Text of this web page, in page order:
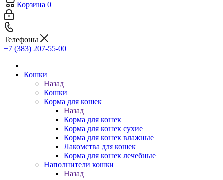
Корзина 0
Телефоны
+7 (383) 207-55-00
Кошки
Назад
Кошки
Корма для кошек
Назад
Корма для кошек
Корма для кошек сухие
Корма для кошек влажные
Лакомства для кошек
Корма для кошек лечебные
Наполнители кошки
Назад